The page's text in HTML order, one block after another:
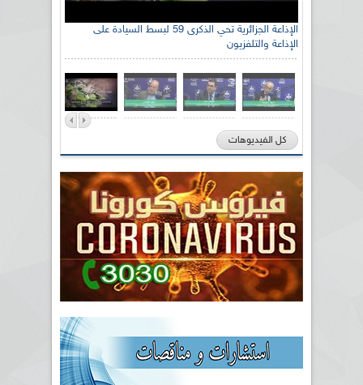
الإذاعة الجزائرية تحي الذكرى 59 لبسط السيادة على
الإذاعة والتلفزيون
كل الفيديوهات